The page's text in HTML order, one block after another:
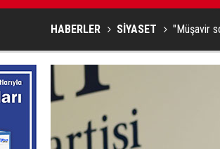
HABERLER SİYASET "Müşavir